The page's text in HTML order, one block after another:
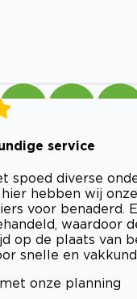
service
spoed diverse
hier hebben wij
voor benaderd.
waardoor
op de plaats van
snelle en
onze planning